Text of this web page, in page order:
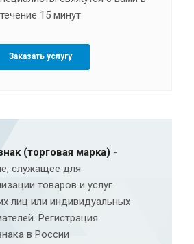
течение 15 минут
Заказать услугу
(торговая марка) -
служащее для
товаров и услуг
лиц или индивидуальных
Регистрация
в России